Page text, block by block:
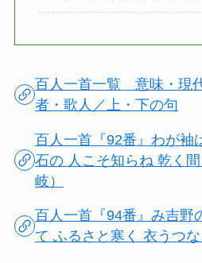
百人一首一覧 意味・現
者・歌人／上・下の句
百人一首『92番』わが袖
石の 人こそ知らね 乾く
岐）
百人一首『94番』み吉野
て ふるさと寒く 衣うつな